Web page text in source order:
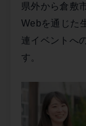
県外から倉敷
Webを通じた
連イベントへ
す。
この記事を書い
高石真梨子